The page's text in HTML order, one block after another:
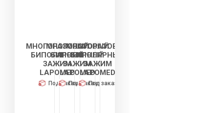
МНОГОРАЗОВЫЙ
БИПОЛЯРНЫЙ
ЗАЖИМ
LAPOMED
Под заказ
МНОГОРАЗОВЫЙ
БИПОЛЯРНЫЙ
ЗАЖИМ
LAPOMED
Под заказ
МНОГОРАЗОВЫЙ
БИПОЛЯРНЫЙ
ЗАЖИМ
LAPOMED
Под заказ